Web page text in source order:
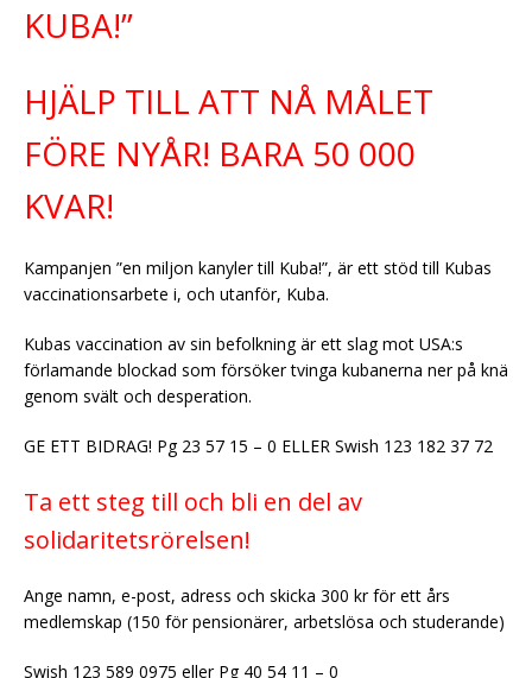
KUBA!”
HJÄLP TILL ATT NÅ MÅLET
FÖRE NYÅR! BARA 50 000
KVAR!
Kampanjen ”en miljon kanyler till Kuba!”, är ett stöd till Kubas
vaccinationsarbete i, och utanför, Kuba.
Kubas vaccination av sin befolkning är ett slag mot USA:s
förlamande blockad som försöker tvinga kubanerna ner på knä
genom svält och desperation.
GE ETT BIDRAG! Pg 23 57 15 – 0 ELLER Swish 123 182 37 72
Ta ett steg till och bli en del av
solidaritetsrörelsen!
Ange namn, e-post, adress och skicka 300 kr för ett års
medlemskap (150 för pensionärer, arbetslösa och studerande)
Swish 123 589 0975 eller Pg 40 54 11 – 0